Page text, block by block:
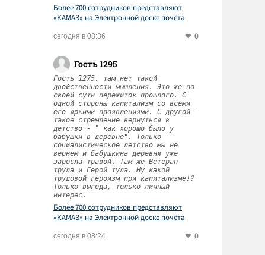
Более 700 сотрудников представляют
«КАМАЗ» на Электронной доске почёта
сегодня в 08:36 0
Гость 1295
Гость 1275, там нет такой
двойственности мышления. Это же по
своей сути пережиток прошлого. С
одной стороны капитализм со всеми
его яркими проявлениями. С другой -
такое стремление вернуться в
детство - " как хорошо было у
бабушки в деревне". Только
социалистическое детство мы не
вернем и бабушкина деревня уже
заросла травой. Там же Ветеран
труда и Герой туда. Ну какой
трудовой героизм при капитализме!?
Только выгода, только личный
интерес.
Более 700 сотрудников представляют
«КАМАЗ» на Электронной доске почёта
сегодня в 08:24 0